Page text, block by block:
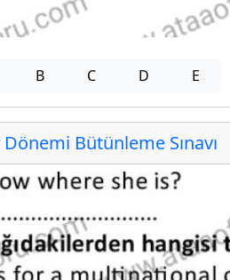
B C D E
Bütünleme Sınavı